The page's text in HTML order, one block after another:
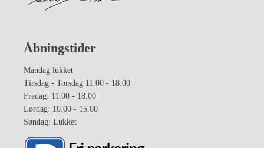
Åbningstider
Mandag lukket
Tirsdag - Torsdag 11.00 - 18.00
Fredag: 11.00 - 18.00
Lørdag: 10.00 - 15.00
Søndag: Lukket